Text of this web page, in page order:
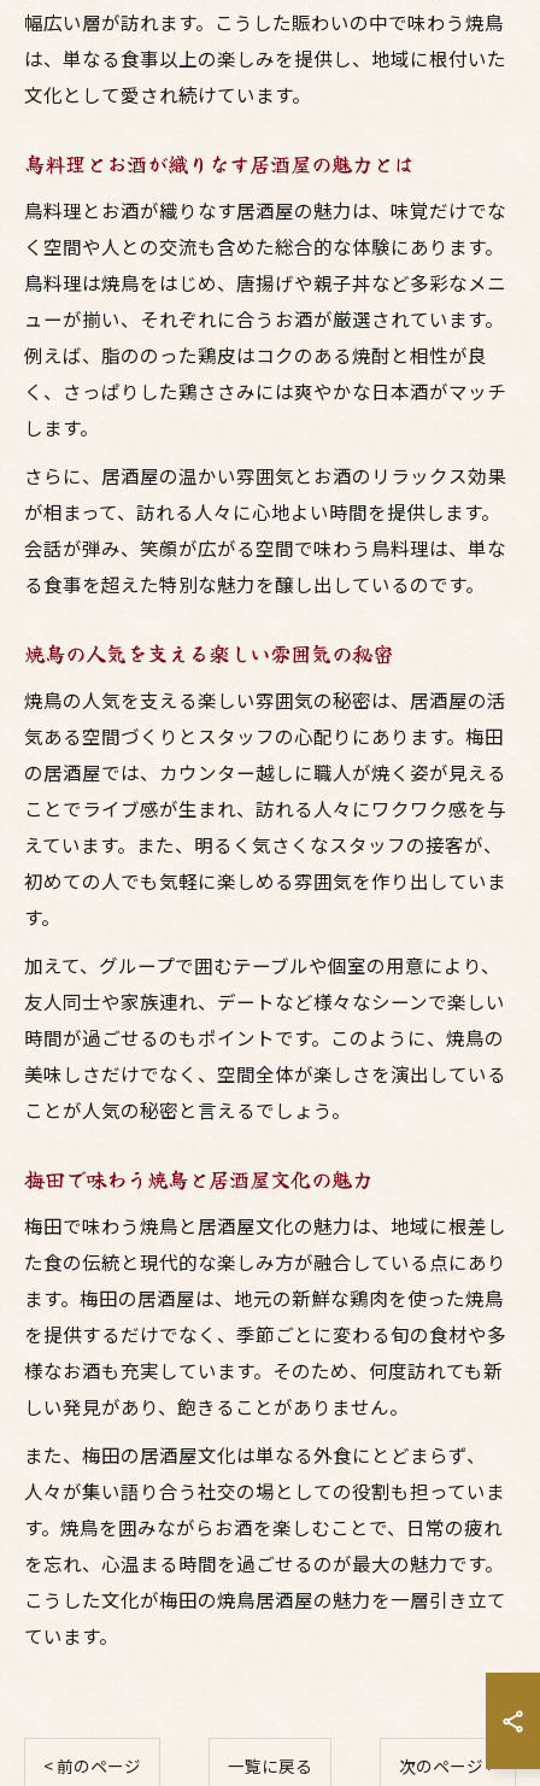
幅広い層が訪れます。こうした賑わいの中で味わう焼鳥
は、単なる食事以上の楽しみを提供し、地域に根付いた
文化として愛され続けています。
鳥料理とお酒が織りなす居酒屋の魅力とは
鳥料理とお酒が織りなす居酒屋の魅力は、味覚だけでな
く空間や人との交流も含めた総合的な体験にあります。
鳥料理は焼鳥をはじめ、唐揚げや親子丼など多彩なメニ
ューが揃い、それぞれに合うお酒が厳選されています。
例えば、脂ののった鶏皮はコクのある焼酎と相性が良
く、さっぱりした鶏ささみには爽やかな日本酒がマッチ
します。
さらに、居酒屋の温かい雰囲気とお酒のリラックス効果
が相まって、訪れる人々に心地よい時間を提供します。
会話が弾み、笑顔が広がる空間で味わう鳥料理は、単な
る食事を超えた特別な魅力を醸し出しているのです。
焼鳥の人気を支える楽しい雰囲気の秘密
焼鳥の人気を支える楽しい雰囲気の秘密は、居酒屋の活
気ある空間づくりとスタッフの心配りにあります。梅田
の居酒屋では、カウンター越しに職人が焼く姿が見える
ことでライブ感が生まれ、訪れる人々にワクワク感を与
えています。また、明るく気さくなスタッフの接客が、
初めての人でも気軽に楽しめる雰囲気を作り出していま
す。
加えて、グループで囲むテーブルや個室の用意により、
友人同士や家族連れ、デートなど様々なシーンで楽しい
時間が過ごせるのもポイントです。このように、焼鳥の
美味しさだけでなく、空間全体が楽しさを演出している
ことが人気の秘密と言えるでしょう。
梅田で味わう焼鳥と居酒屋文化の魅力
梅田で味わう焼鳥と居酒屋文化の魅力は、地域に根差し
た食の伝統と現代的な楽しみ方が融合している点にあり
ます。梅田の居酒屋は、地元の新鮮な鶏肉を使った焼鳥
を提供するだけでなく、季節ごとに変わる旬の食材や多
様なお酒も充実しています。そのため、何度訪れても新
しい発見があり、飽きることがありません。
また、梅田の居酒屋文化は単なる外食にとどまらず、
人々が集い語り合う社交の場としての役割も担っていま
す。焼鳥を囲みながらお酒を楽しむことで、日常の疲れ
を忘れ、心温まる時間を過ごせるのが最大の魅力です。
こうした文化が梅田の焼鳥居酒屋の魅力を一層引き立て
ています。
< 前のページ 一覧に戻る 次のページ >